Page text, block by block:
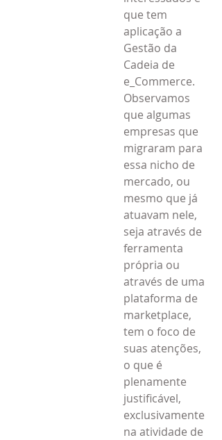
que tem
aplicação a
Gestão da
Cadeia de
e_Commerce.
Observamos
que algumas
empresas que
migraram para
essa nicho de
mercado, ou
mesmo que já
atuavam nele,
seja através de
ferramenta
própria ou
através de uma
plataforma de
marketplace,
tem o foco de
suas atenções,
o que é
plenamente
justificável,
exclusivamente
na atividade de